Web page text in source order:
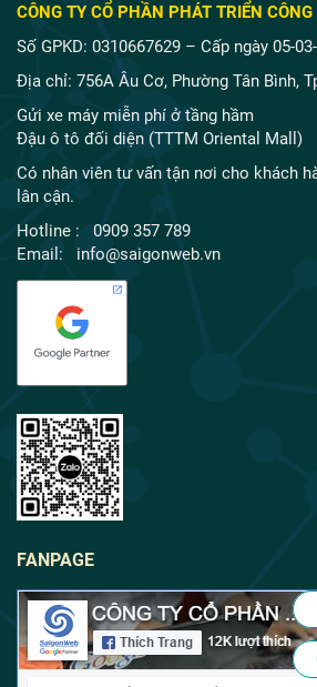
CÔNG TY CỔ PHẦN PHÁT TRIỂN CÔNG
Số GPKD: 0310667629 – Cấp ngày 05-
Địa chỉ: 756A Âu Cơ, Phường Tân Bình,
Gửi xe máy miễn phí ở tầng hầm
Đậu ô tô đối diện (TTTM Oriental Mall)
Có nhân viên tư vấn tận nơi cho khách
lân cận.
Hotline : 0909 357 789
Email: info@saigonweb.vn
FANPAGE